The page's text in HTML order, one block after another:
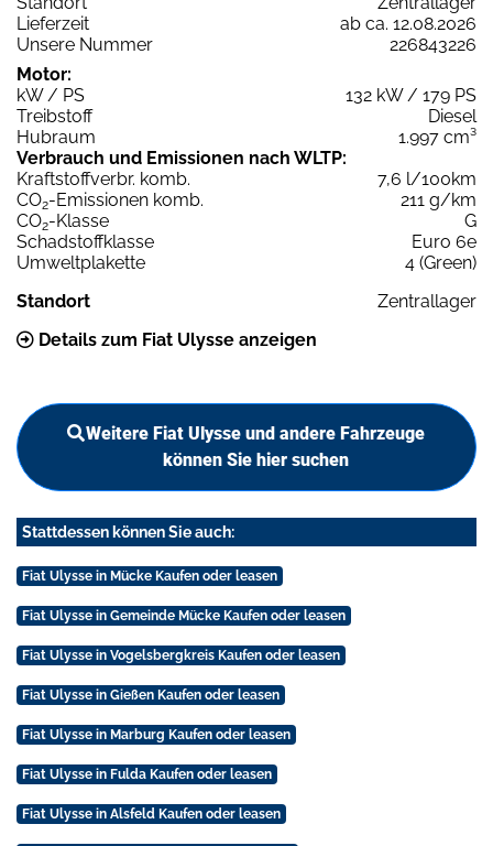
Lieferzeit
ab ca. 12.08.2026
Unsere Nummer
226843226
Motor:
kW / PS
132 kW / 179 PS
Treibstoff
Diesel
Hubraum
1.997 cm³
Verbrauch und Emissionen nach WLTP:
Kraftstoffverbr. komb.
7,6 l/100km
CO2-Emissionen komb.
211 g/km
CO2-Klasse
G
Schadstoffklasse
Euro 6e
Umweltplakette
4 (Green)
Standort
Zentrallager
Details zum Fiat Ulysse anzeigen
Weitere Fiat Ulysse und andere Fahrzeuge
können Sie hier suchen
Stattdessen können Sie auch:
Fiat Ulysse in Mücke Kaufen oder leasen
Fiat Ulysse in Gemeinde Mücke Kaufen oder leasen
Fiat Ulysse in Vogelsbergkreis Kaufen oder leasen
Fiat Ulysse in Gießen Kaufen oder leasen
Fiat Ulysse in Marburg Kaufen oder leasen
Fiat Ulysse in Fulda Kaufen oder leasen
Fiat Ulysse in Alsfeld Kaufen oder leasen